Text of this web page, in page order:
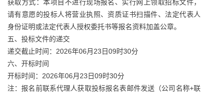
获取方式：本项目不进行现场报名、实行网上领取招标文件，
请有意愿的投标人将营业执照、资质证书扫描件、法定代表人
身份证明或法定代表人授权委托书等报名资料加盖公章。
五、投标文件的递交
递交截止时间：2026年06月23日09时30分
六、开标时间
开标时间：2026年06月23日09时30分
注：报名前联系代理人获取投标报名表邮件发送（公司名称+联